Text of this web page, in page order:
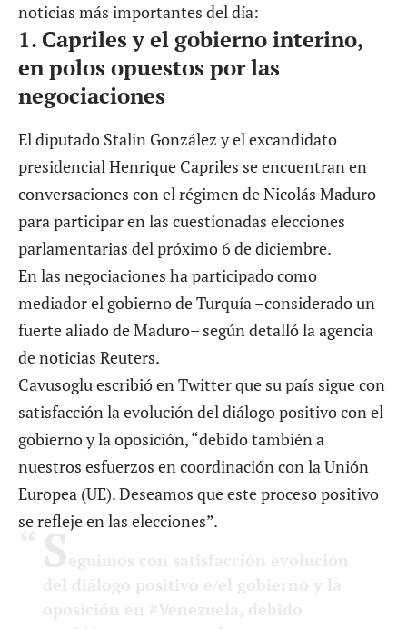
noticias más importantes del día:
1. Capriles y el gobierno interino,
en polos opuestos por las
negociaciones
El diputado Stalin González y el excandidato
presidencial Henrique Capriles se encuentran en
conversaciones con el régimen de Nicolás Maduro
para participar en las cuestionadas elecciones
parlamentarias del próximo 6 de diciembre.
En las negociaciones ha participado como
mediador el gobierno de Turquía –considerado un
fuerte aliado de Maduro– según detalló la agencia
de noticias Reuters.
Cavusoglu escribió en Twitter que su país sigue con
satisfacción la evolución del diálogo positivo con el
gobierno y la oposición, “debido también a
nuestros esfuerzos en coordinación con la Unión
Europea (UE). Deseamos que este proceso positivo
se refleje en las elecciones”.